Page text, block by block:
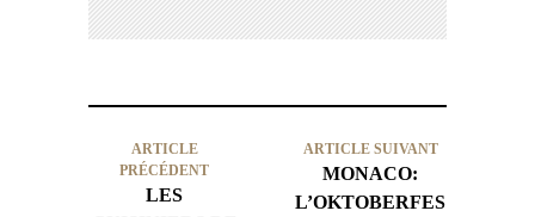
ARTICLE
PRÉCÉDENT
LES
ARTICLE SUIVANT
MONACO:
L’OKTOBERFES